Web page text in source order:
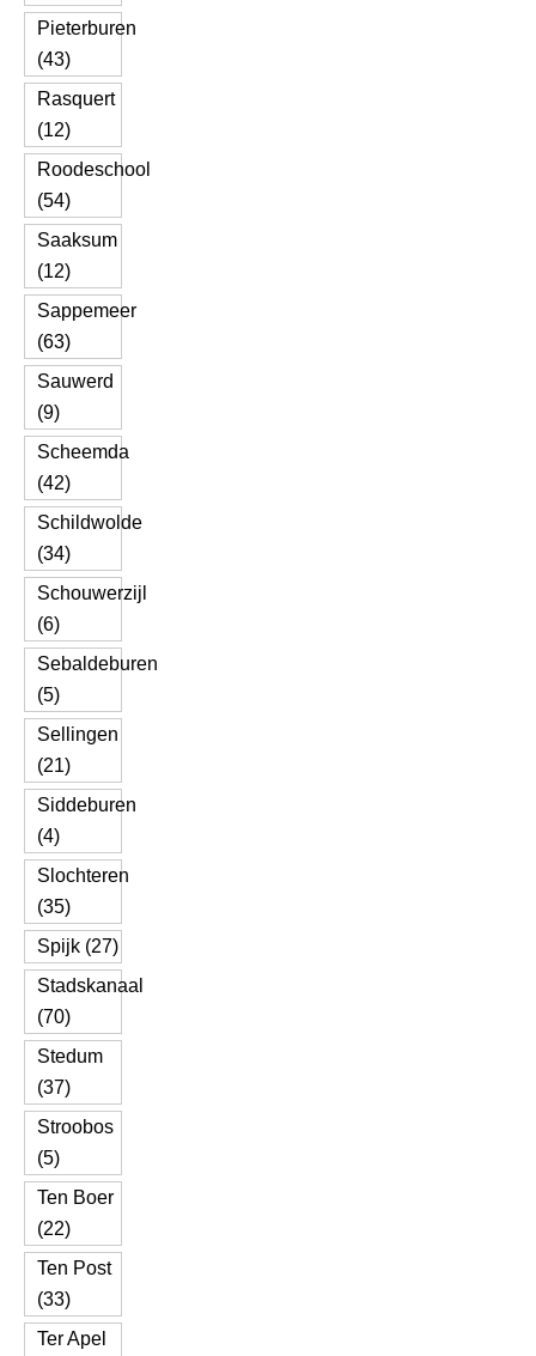
Pieterburen
(43)
Rasquert
(12)
Roodeschool
(54)
Saaksum
(12)
Sappemeer
(63)
Sauwerd
(9)
Scheemda
(42)
Schildwolde
(34)
Schouwerzijl
(6)
Sebaldeburen
(5)
Sellingen
(21)
Siddeburen
(4)
Slochteren
(35)
Spijk (27)
Stadskanaal
(70)
Stedum
(37)
Stroobos
(5)
Ten Boer
(22)
Ten Post
(33)
Ter Apel